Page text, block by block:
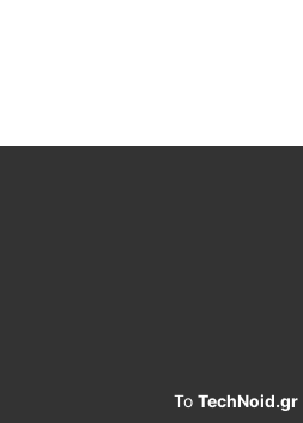
ΤοTechNoid.gr